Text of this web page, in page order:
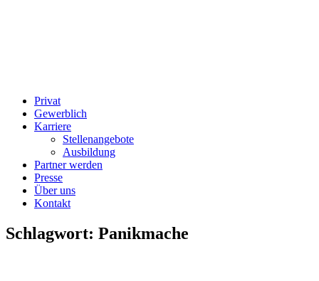
Privat
Gewerblich
Karriere
Stellenangebote
Ausbildung
Partner werden
Presse
Über uns
Kontakt
Schlagwort: Panikmache